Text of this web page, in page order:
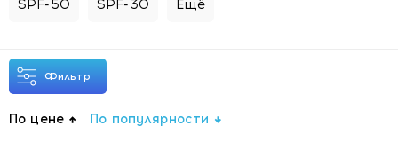
SPF-50 SPF-30 Ещё
Фильтр
По цене По популярности